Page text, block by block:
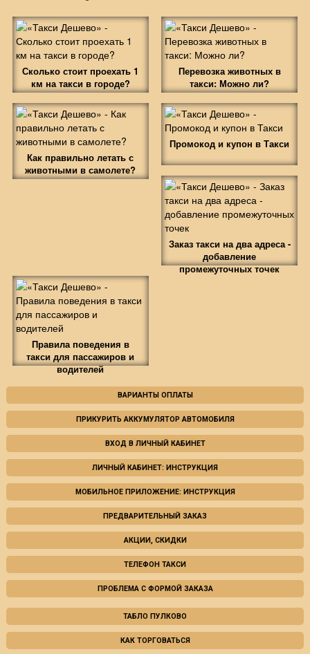
Сколько стоит проехать 1
км на такси в городе?
Перевозка животных в
такси: Можно ли?
Как правильно летать с
животными в самолете?
Промокод и купон в Такси
Заказ такси на два адреса -
добавление
промежуточных точек
Правила поведения в
такси для пассажиров и
водителей
ВАРИАНТЫ ОПЛАТЫ
ПРИКУРИТЬ АККУМУЛЯТОР АВТОМОБИЛЯ
ВХОД В ЛИЧНЫЙ КАБИНЕТ
ЛИЧНЫЙ КАБИНЕТ: ИНСТРУКЦИЯ
МОБИЛЬНОЕ ПРИЛОЖЕНИЕ: ИНСТРУКЦИЯ
ПРЕДВАРИТЕЛЬНЫЙ ЗАКАЗ
АКЦИИ, СКИДКИ
ТЕЛЕФОН ТАКСИ
ПРОБЛЕМА С ФОРМОЙ ЗАКАЗА
ТАБЛО ПУЛКОВО
КАК ТОРГОВАТЬСЯ